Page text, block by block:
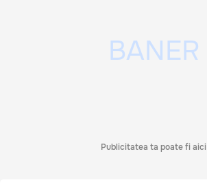
Publicitatea ta poate fi aici